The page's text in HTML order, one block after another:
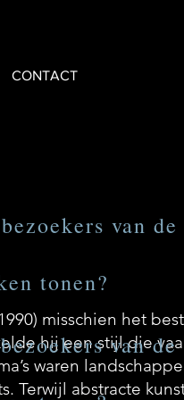
CONTACT
van de
tonen?
misschien het best
hij een stijl die
waren
Terwijl abstracte
van de